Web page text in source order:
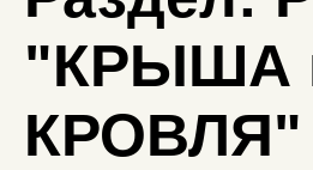
"КРЫША
КРОВЛЯ"